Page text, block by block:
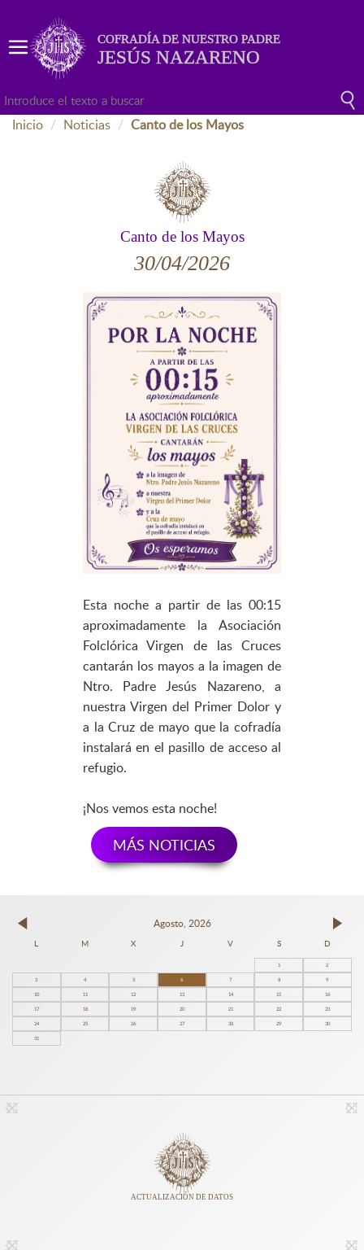
COFRADÍA DE NUESTRO PADRE
JESÚS NAZARENO
Inicio Noticias Canto de los Mayos
Canto de los Mayos
30/04/2026
Esta noche a partir de las 00:15
aproximadamente la Asociación
Folclórica Virgen de las Cruces
cantarán los mayos a la imagen de
Ntro. Padre Jesús Nazareno, a
nuestra Virgen del Primer Dolor y
a la Cruz de mayo que la cofradía
instalará en el pasillo de acceso al
refugio.
¡Nos vemos esta noche!
MÁS NOTICIAS
Agosto, 2026
L M X J V S D
1
2
3
4 5 6 7 8
9
10
11 12 13 14 15
16
17
18 19 20 21 22
23
24
25 26 27 28 29
30
31
ACTUALIZACIÓN DE DATOS